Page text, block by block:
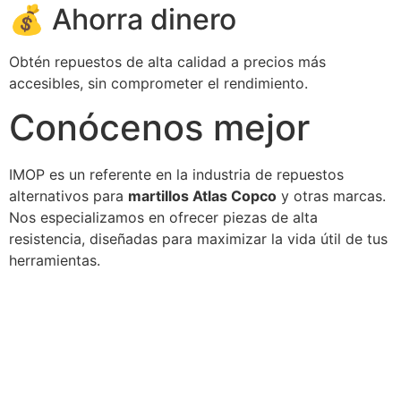
💰 Ahorra dinero
Obtén repuestos de alta calidad a precios más
accesibles, sin comprometer el rendimiento.
Conócenos mejor
IMOP es un referente en la industria de repuestos
alternativos para martillos Atlas Copco y otras marcas.
Nos especializamos en ofrecer piezas de alta
resistencia, diseñadas para maximizar la vida útil de tus
herramientas.